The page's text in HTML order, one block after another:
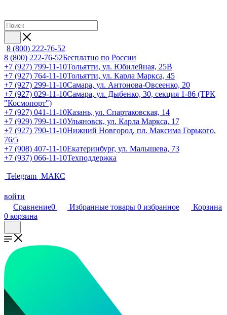
8 (800) 222-76-52
8 (800) 222-76-52Бесплатно по России
+7 (927) 799-11-10Тольятти, ул. Юбилейная, 25В
+7 (927) 764-11-10Тольятти, ул. Карла Маркса, 45
+7 (927) 299-11-10Самара, ул. Антонова-Овсеенко, 20
+7 (927) 029-11-10Самара, ул. Дыбенко, 30, секция 1-86 (ТРК
"Космопорт")
+7 (927) 041-11-10Казань, ул. Спартаковская, 14
+7 (929) 799-11-10Ульяновск, ул. Карла Маркса, 17
+7 (927) 790-11-10Нижний Новгород, пл. Максима Горького,
76/5
+7 (908) 407-11-10Екатеринбург, ул. Малышева, 73
+7 (937) 066-11-10Техподдержка
Telegram МАКС
войти
Сравнение0 Избранные товары 0 избранное
Корзина
0 корзина